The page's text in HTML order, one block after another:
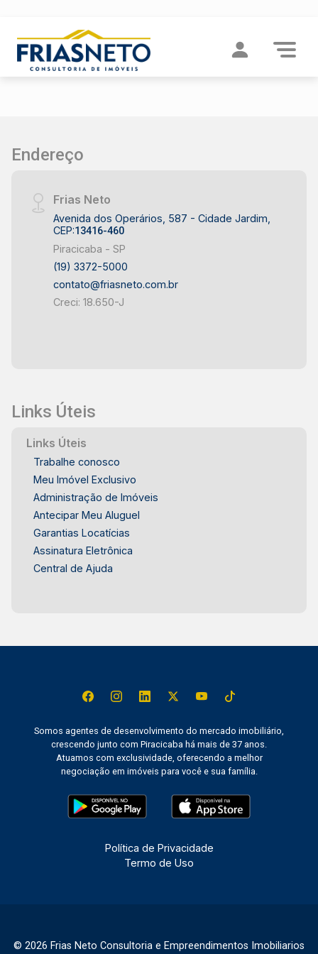
Imóveis por proximidades
Endereço
Frias Neto
Avenida dos Operários, 587 - Cidade Jardim,
CEP:13416-460
Piracicaba - SP
(19) 3372-5000
contato@friasneto.com.br
Creci: 18.650-J
Links Úteis
Links Úteis
Trabalhe conosco
Meu Imóvel Exclusivo
Administração de Imóveis
Antecipar Meu Aluguel
Garantias Locatícias
Assinatura Eletrônica
Central de Ajuda
Somos agentes de desenvolvimento do mercado imobiliário,
crescendo junto com Piracicaba há mais de 37 anos.
Atuamos com exclusividade, oferecendo a melhor
negociação em imóveis para você e sua família.
Política de Privacidade
Termo de Uso
© 2026 Frias Neto Consultoria e Empreendimentos Imobiliarios